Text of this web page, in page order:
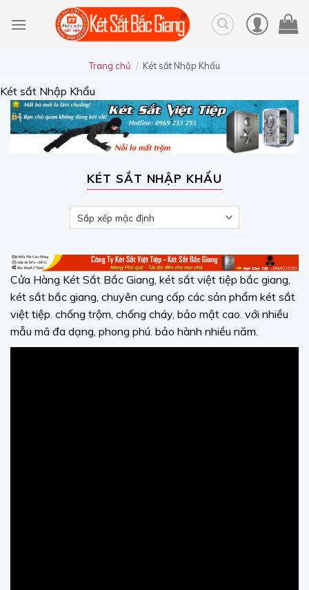
Trang chủ / Két sắt Nhập Khẩu
Két sắt Nhập Khẩu
KÉT SẮT NHẬP KHẨU
Cửa Hàng Két Sắt Bắc Giang, két sắt việt tiệp bắc giang,
két sắt bắc giang, chuyên cung cấp các sản phẩm két sắt
việt tiệp. chống trộm, chống cháy, bảo mật cao. với nhiều
mẫu mã đa dạng, phong phú. bảo hành nhiều năm.